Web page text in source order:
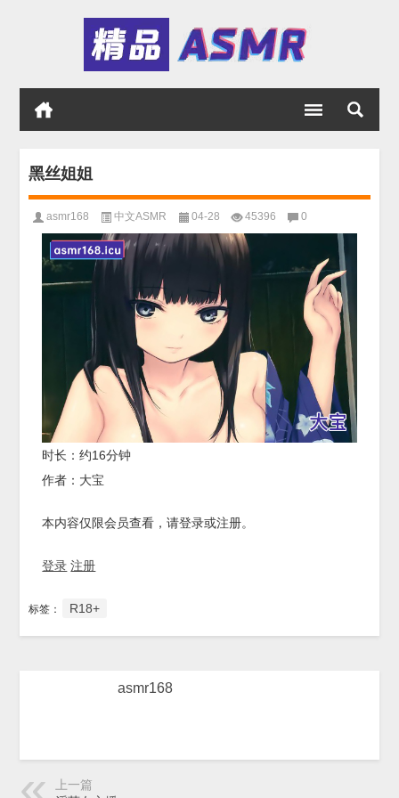
黑丝姐姐
asmr168 中文ASMR 04-28 45396 0
时长：约16分钟
作者：大宝
本内容仅限会员查看，请登录或注册。
登录 注册
标签： R18+
asmr168
上一篇